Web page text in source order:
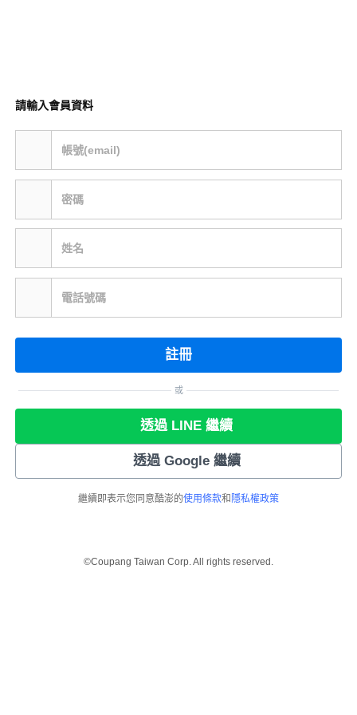
請輸入會員資料
帳號(email)
密碼
姓名
電話號碼
註冊
或
透過 LINE 繼續
透過 Google 繼續
繼續即表示您同意酷澎的使用條款和 隱私權政策
©Coupang Taiwan Corp. All rights reserved.